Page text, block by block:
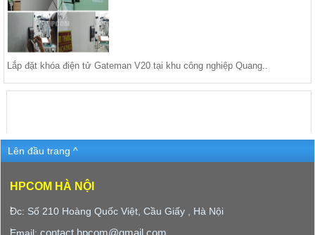
Lắp đặt khóa điện tử Gateman V20 tại khu công nghiệp Quang..
Lên đầu trang ^
HPCOM HÀ NỘI
Đc: Số 210 Hoàng Quốc Việt, Cầu Giấy , Hà Nội
contact.hpcom@gmail.com